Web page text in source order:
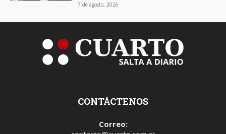
7 de agosto, 2026
CONTÁCTENOS
Correo: